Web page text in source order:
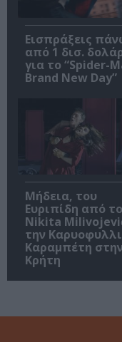
Εισπράξεις
από 1 δισ.
για το “Spider-
Brand New Day”
Μήδεια, του
Ευριπίδη από
Nikita
την
Καραμπέτη στην
Κρήτη